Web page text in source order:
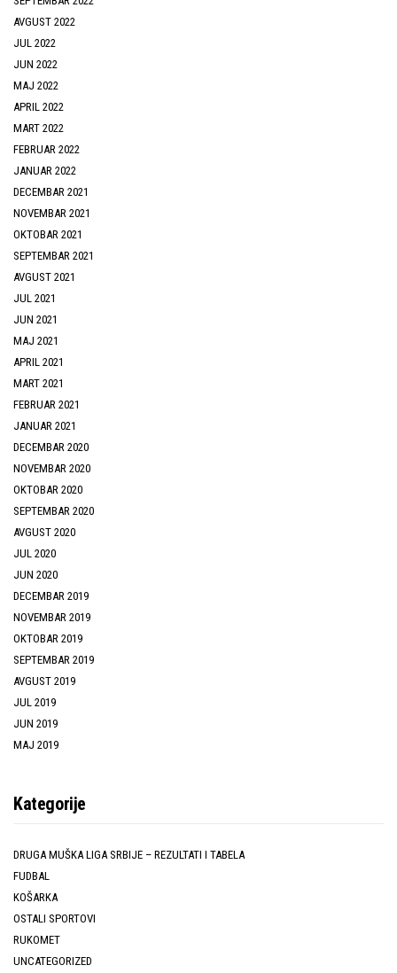
AVGUST 2022
JUL 2022
JUN 2022
MAJ 2022
APRIL 2022
MART 2022
FEBRUAR 2022
JANUAR 2022
DECEMBAR 2021
NOVEMBAR 2021
OKTOBAR 2021
SEPTEMBAR 2021
AVGUST 2021
JUL 2021
JUN 2021
MAJ 2021
APRIL 2021
MART 2021
FEBRUAR 2021
JANUAR 2021
DECEMBAR 2020
NOVEMBAR 2020
OKTOBAR 2020
SEPTEMBAR 2020
AVGUST 2020
JUL 2020
JUN 2020
DECEMBAR 2019
NOVEMBAR 2019
OKTOBAR 2019
SEPTEMBAR 2019
AVGUST 2019
JUL 2019
JUN 2019
MAJ 2019
Kategorije
DRUGA MUŠKA LIGA SRBIJE – REZULTATI I TABELA
FUDBAL
KOŠARKA
OSTALI SPORTOVI
RUKOMET
UNCATEGORIZED